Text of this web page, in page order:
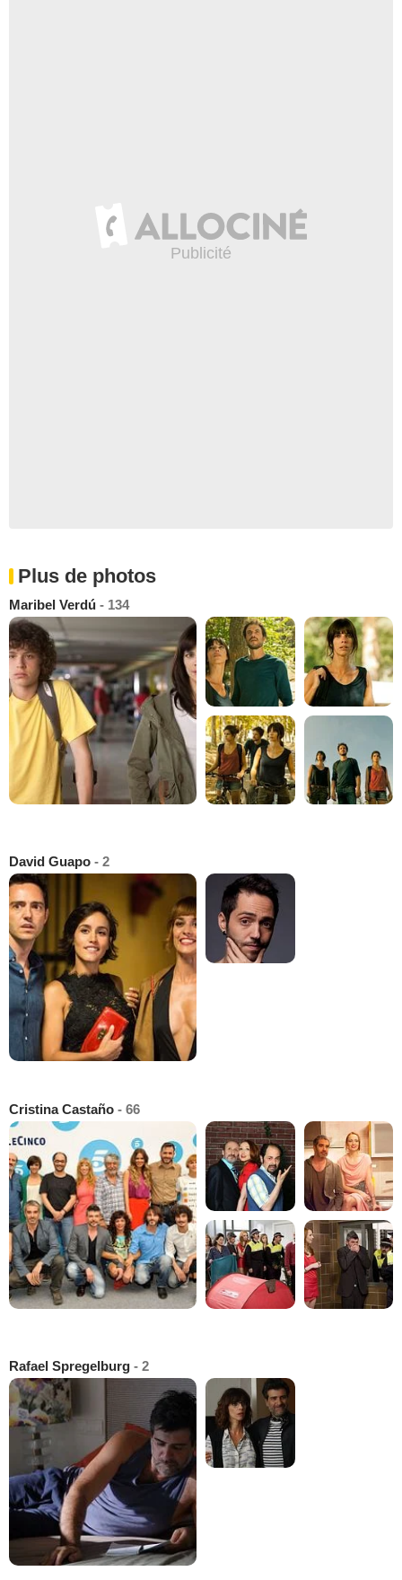
Plus de photos
Maribel Verdú - 134
David Guapo - 2
Cristina Castaño - 66
Rafael Spregelburg - 2